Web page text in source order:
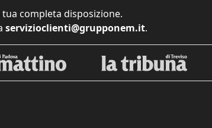
completa disposizione.
servizioclienti@grupponem.it.